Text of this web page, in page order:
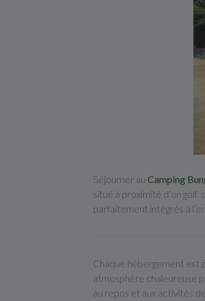
Séjourner au Camping
situé à proximité d’un
parfaitement intégrés à
Chaque hébergement est
atmosphère chaleureuse
au repos et aux activités